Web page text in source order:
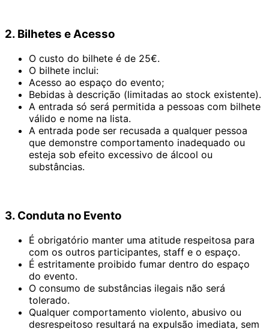
2. Bilhetes e Acesso
O custo do bilhete é de 25€.
O bilhete inclui:
Acesso ao espaço do evento;
Bebidas à descrição (limitadas ao stock existente).
A entrada só será permitida a pessoas com bilhete
válido e nome na lista.
A entrada pode ser recusada a qualquer pessoa
que demonstre comportamento inadequado ou
esteja sob efeito excessivo de álcool ou
substâncias.
3. Conduta no Evento
É obrigatório manter uma atitude respeitosa para
com os outros participantes, staff e o espaço.
É estritamente proibido fumar dentro do espaço
do evento.
O consumo de substâncias ilegais não será
tolerado.
Qualquer comportamento violento, abusivo ou
desrespeitoso resultará na expulsão imediata, sem